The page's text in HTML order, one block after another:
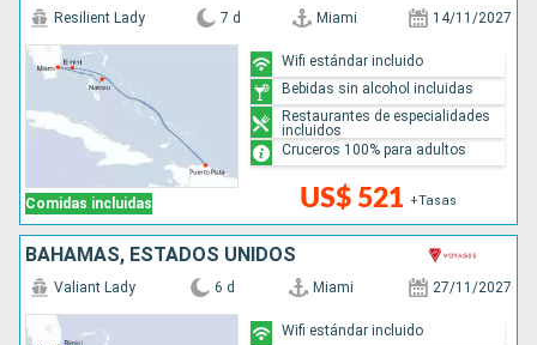
Comidas incluidas
Resilient Lady 7 d Miami 14/11/2027
US$ 521 +Tasas
Wifi estándar incluido
Bebidas sin alcohol incluidas
Restaurantes de especialidades
incluidos
Cruceros 100% para adultos
BAHAMAS, ESTADOS UNIDOS
Valiant Lady 6 d Miami 27/11/2027
Wifi estándar incluido